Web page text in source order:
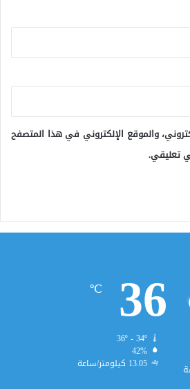
والموقع الإلكتروني في هذا المتصفح
تعليقي.
36
℃
36º - 34º
42%
13.05 كيلومتر/ساعة